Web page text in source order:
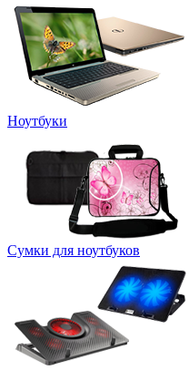
Ноутбуки
Сумки для ноутбуков